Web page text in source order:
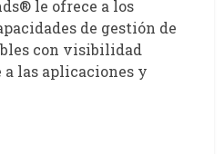
le ofrece a los
de gestión de
con visibilidad
las aplicaciones y